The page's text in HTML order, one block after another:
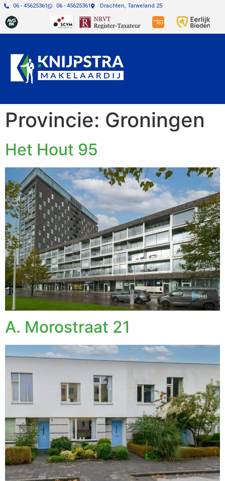
06 - 45625361 06 - 45625361 Drachten, Tarweland 25
Provincie: Groningen
Het Hout 95
A. Morostraat 21